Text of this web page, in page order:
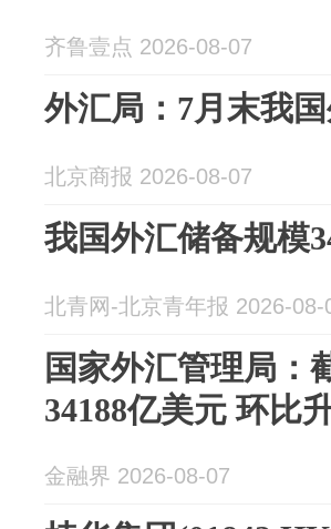
齐鲁壹点 2026-08-07
外汇局：7月末我
北京商报 2026-08-07
我国外汇储备规模
北青网-北京青年报 2026-08-
国家外汇管理局：
34188亿美元 环比
金融界 2026-08-07